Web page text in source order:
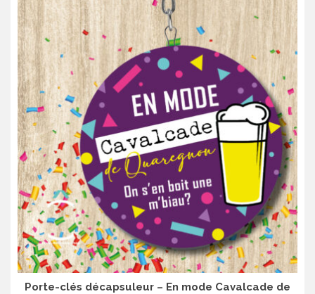
Porte-clés décapsuleur – En mode Cavalcade de